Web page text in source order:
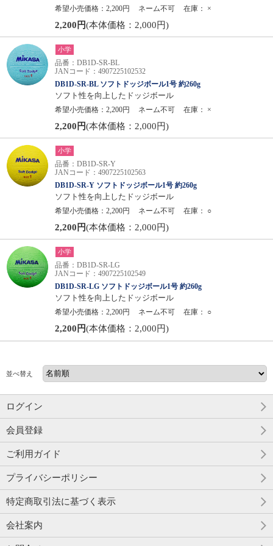
希望小売価格：2,200円 ネーム不可 在庫： ×
2,200円(本体価格：2,000円)
小学
品番：DB1D-SR-BL
JANコード：4907225102532
DB1D-SR-BL ソフトドッジボール1号 約260g
ソフト性を向上したドッジボール
希望小売価格：2,200円
ネーム不可 在庫： ×
2,200円(本体価格：2,000円)
小学
品番：DB1D-SR-Y
JANコード：4907225102563
DB1D-SR-Y ソフトドッジボール1号 約260g
ソフト性を向上したドッジボール
希望小売価格：2,200円
ネーム不可 在庫： ○
2,200円(本体価格：2,000円)
小学
品番：DB1D-SR-LG
JANコード：4907225102549
DB1D-SR-LG ソフトドッジボール1号 約260g
ソフト性を向上したドッジボール
希望小売価格：2,200円
ネーム不可 在庫： ○
2,200円(本体価格：2,000円)
並べ替え
ログイン
会員登録
ご利用ガイド
プライバシーポリシー
特定商取引法に基づく表示
会社案内